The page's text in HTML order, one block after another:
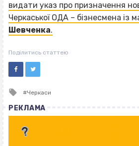
видати указ про призначення
Черкаської ОДА – бізнесмена із
Шевченка.
Поділитись статтею
Tagged
Черкаси
РЕКЛАМА